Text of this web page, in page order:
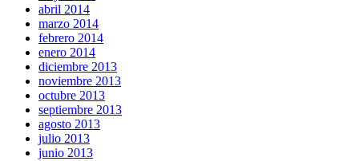
abril 2014
marzo 2014
febrero 2014
enero 2014
diciembre 2013
noviembre 2013
octubre 2013
septiembre 2013
agosto 2013
julio 2013
junio 2013